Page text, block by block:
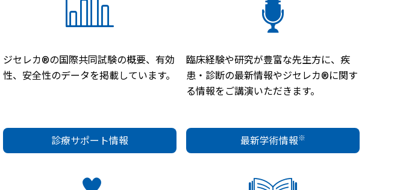
ジセレカ®の国際共同試験の概要、有効
性、安全性のデータを掲載しています。
臨床経験や研究が豊富な先生方に、疾
患・診断の最新情報やジセレカ®に関す
る情報をご講演いただきます。
診療サポート情報 最新学術情報※